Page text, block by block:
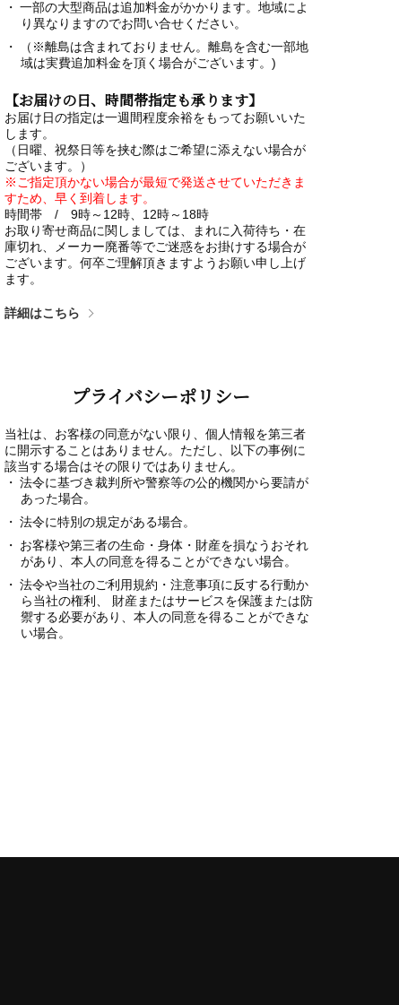
一部の大型商品は追加料金がかかります。地域によ
り異なりますのでお問い合せください。
（※離島は含まれておりません。離島を含む一部地
域は実費追加料金を頂く場合がございます。)
【お届けの日、時間帯指定も承ります】
お届け日の指定は一週間程度余裕をもってお願いいた
します。
（日曜、祝祭日等を挟む際はご希望に添えない場合が
ございます。）
※ご指定頂かない場合が最短で発送させていただきま
すため、早く到着します。
時間帯 / 9時～12時、12時～18時
お取り寄せ商品に関しましては、まれに入荷待ち・在
庫切れ、メーカー廃番等でご迷惑をお掛けする場合が
ございます。何卒ご理解頂きますようお願い申し上げ
ます。
詳細はこちら
プライバシーポリシー
当社は、お客様の同意がない限り、個人情報を第三者
に開示することはありません。ただし、以下の事例に
該当する場合はその限りではありません。
法令に基づき裁判所や警察等の公的機関から要請が
あった場合。
法令に特別の規定がある場合。
お客様や第三者の生命・身体・財産を損なうおそれ
があり、本人の同意を得ることができない場合。
法令や当社のご利用規約・注意事項に反する行動か
ら当社の権利、 財産またはサービスを保護または防
禦する必要があり、本人の同意を得ることができな
い場合。